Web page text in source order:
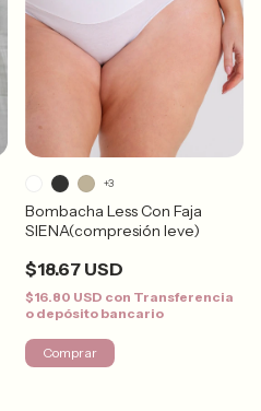
Bombacha Less Con Faja
SIENA(compresión leve)
$18.67 USD
$16.80 USD con Transferencia
o depósito bancario
+3
Comprar